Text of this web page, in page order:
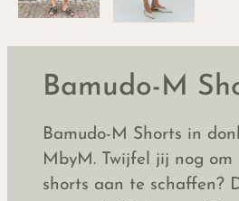
Bamudo-M
Bamudo-M Shorts in
MbyM. Twijfel jij nog om
shorts aan te schaffen?